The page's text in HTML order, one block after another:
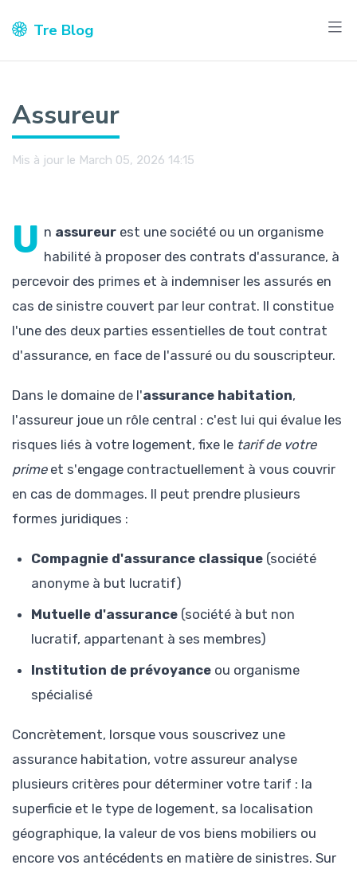
Tre Blog
Assureur
Mis à jour le March 05, 2026 14:15
U n assureur est une société ou un organisme
habilité à proposer des contrats d'assurance, à
percevoir des primes et à indemniser les assurés en
cas de sinistre couvert par leur contrat. Il constitue
l'une des deux parties essentielles de tout contrat
d'assurance, en face de l'assuré ou du souscripteur.
Dans le domaine de l'assurance habitation,
l'assureur joue un rôle central : c'est lui qui évalue les
risques liés à votre logement, fixe le tarif de votre
primeet s'engage contractuellement à vous couvrir
en cas de dommages. Il peut prendre plusieurs
formes juridiques :
Compagnie d'assurance classique (société
anonyme à but lucratif)
Mutuelle d'assurance (société à but non
lucratif, appartenant à ses membres)
Institution de prévoyance ou organisme
spécialisé
Concrètement, lorsque vous souscrivez une
assurance habitation, votre assureur analyse
plusieurs critères pour déterminer votre tarif : la
superficie et le type de logement, sa localisation
géographique, la valeur de vos biens mobiliers ou
encore vos antécédents en matière de sinistres. Sur